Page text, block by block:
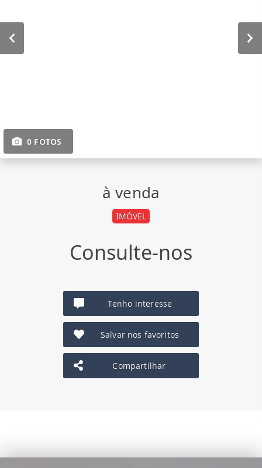
0 FOTOS
à venda
IMÓVEL
Consulte-nos
Tenho interesse
Salvar nos favoritos
Compartilhar